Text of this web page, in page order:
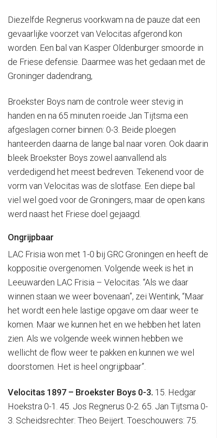
Diezelfde Regnerus voorkwam na de pauze dat een
gevaarlijke voorzet van Velocitas afgerond kon
worden. Een bal van Kasper Oldenburger smoorde in
de Friese defensie. Daarmee was het gedaan met de
Groninger dadendrang,
Broekster Boys nam de controle weer stevig in
handen en na 65 minuten roeide Jan Tijtsma een
afgeslagen corner binnen: 0-3. Beide ploegen
hanteerden daarna de lange bal naar voren. Ook daarin
bleek Broekster Boys zowel aanvallend als
verdedigend het meest bedreven. Tekenend voor de
vorm van Velocitas was de slotfase. Een diepe bal
viel wel goed voor de Groningers, maar de open kans
werd naast het Friese doel gejaagd.
Ongrijpbaar
LAC Frisia won met 1-0 bij GRC Groningen en heeft de
koppositie overgenomen. Volgende week is het in
Leeuwarden LAC Frisia – Velocitas. “Als we daar
winnen staan we weer bovenaan”, zei Wentink, “Maar
het wordt een hele lastige opgave om daar weer te
komen. Maar we kunnen het en we hebben het laten
zien. Als we volgende week winnen hebben we
wellicht de flow weer te pakken en kunnen we wel
doorstomen. Het is heel ongrijpbaar”.
Velocitas 1897 – Broekster Boys 0-3. 15. Hedgar
Hoekstra 0-1. 45. Jos Regnerus 0-2. 65. Jan Tijtsma 0-
3. Scheidsrechter: Theo Beijert. Toeschouwers: 75.